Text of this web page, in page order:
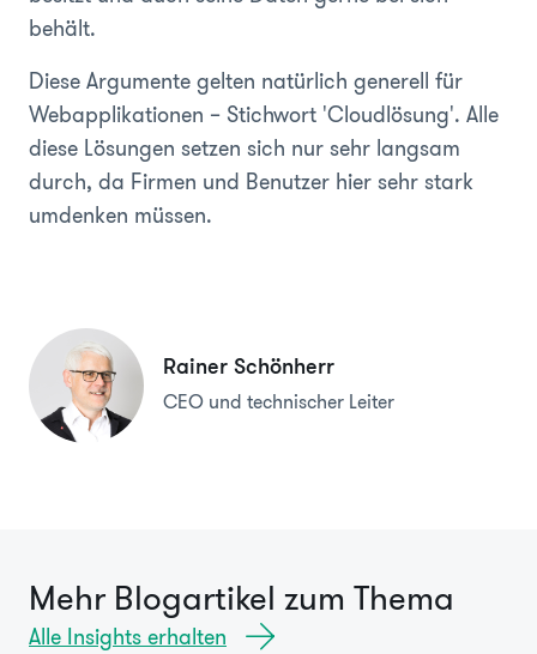
behält.
Diese Argumente gelten natürlich generell für
Webapplikationen – Stichwort 'Cloudlösung'. Alle
diese Lösungen setzen sich nur sehr langsam
durch, da Firmen und Benutzer hier sehr stark
umdenken müssen.
Rainer Schönherr
CEO und technischer Leiter
Mehr Blogartikel zum Thema
Alle Insights erhalten